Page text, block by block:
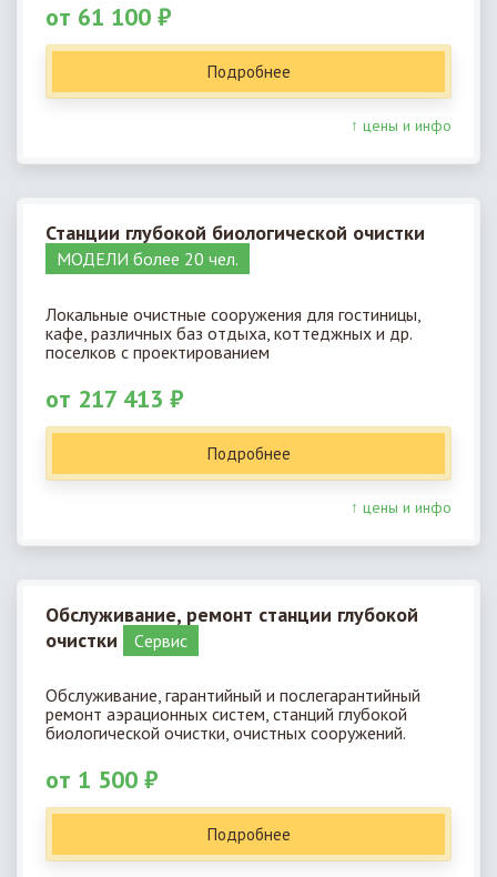
от 61 100 ₽
Подробнее
↑ цены и инфо
Станции глубокой биологической очистки
МОДЕЛИ более 20 чел.
Локальные очистные сооружения для гостиницы,
кафе, различных баз отдыха, коттеджных и др.
поселков с проектированием
от 217 413 ₽
Подробнее
↑ цены и инфо
Обслуживание, ремонт станции глубокой
очистки
Cервис
Обслуживание, гарантийный и послегарантийный
ремонт аэрационных систем, станций глубокой
биологической очистки, очистных сооружений.
от 1 500 ₽
Подробнее